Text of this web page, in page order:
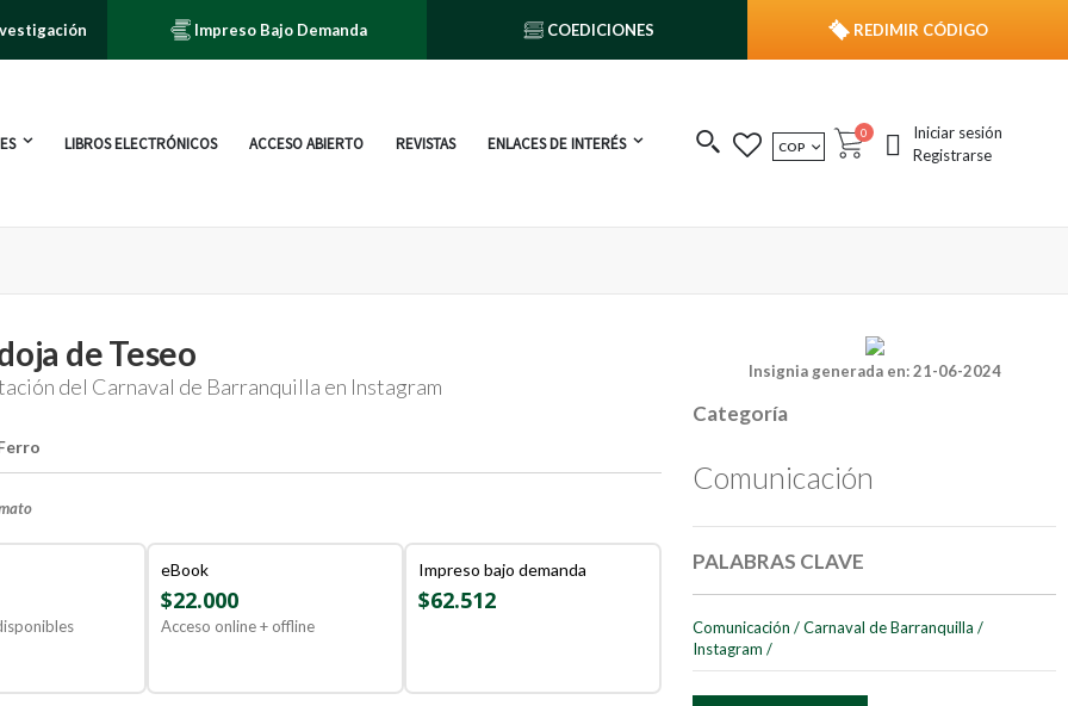
Impreso Bajo Demanda COEDICIONES REDIMIR CÓDIGO
LIBROS ELECTRÓNICOS ACCESO ABIERTO REVISTAS ENLACES DE INTERÉS MONEDA
COP Cart
0 publicacionesIniciar sesión
Registrarse
de Teseo
del Carnaval de Barranquilla en Instagram
eBook
$22.000
Acceso online + offline
Impreso bajo demanda
$62.512
Insignia generada en: 21-06-2024
Categoría
Comunicación
PALABRAS CLAVE
Comunicación / Carnaval de Barranquilla /
Instagram /